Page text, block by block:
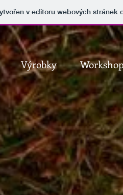
v editoru webových stránek
Výrobky